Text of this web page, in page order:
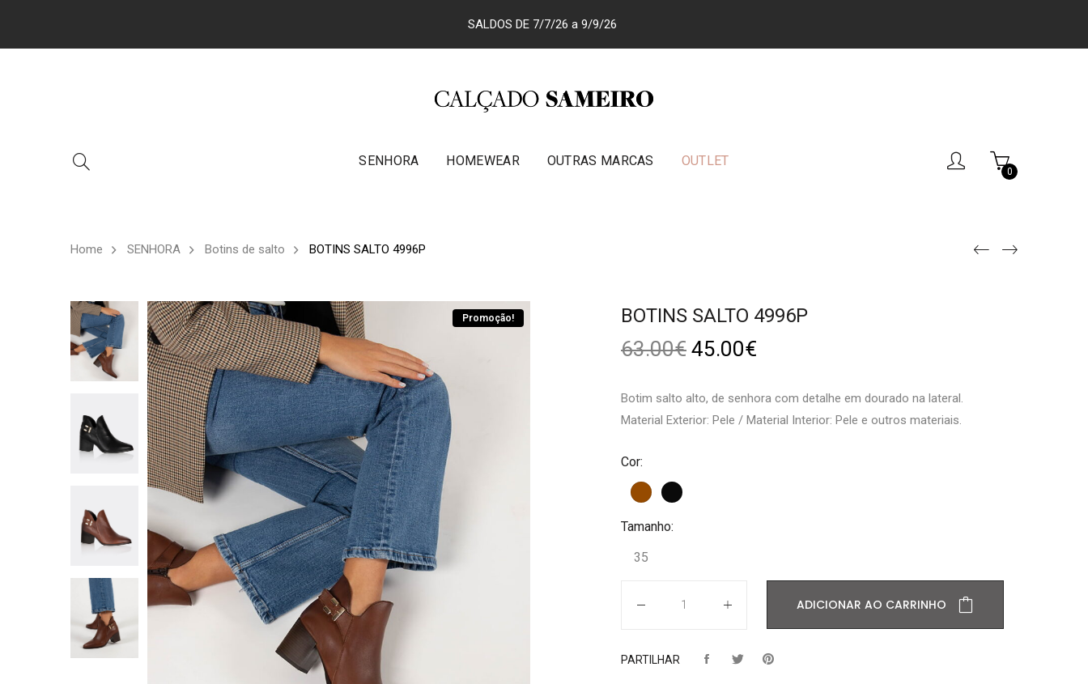
SALDOS DE 7/7/26 a 9/9/26
SENHORA HOMEWEAR OUTRAS MARCAS OUTLET
0
Home SENHORA Botins de salto BOTINS SALTO 4996P
Promoção! BOTINS SALTO 4996P
63.00€ 45.00€
Botim salto alto, de senhora com detalhe em dourado na lateral.
Material Exterior: Pele / Material Interior: Pele e outros materiais.
Cor:
Tamanho:
35
ADICIONAR AO CARRINHO
PARTILHAR